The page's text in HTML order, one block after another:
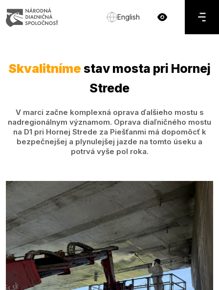
English
Skvalitníme stav mosta pri Hornej
Strede
V marci začne komplexná oprava ďalšieho mostu s
nadregionálnym významom. Oprava diaľničného mostu
na D1 pri Hornej Strede za Piešťanmi má dopomôcť k
bezpečnejšej a plynulejšej jazde na tomto úseku a
potrvá vyše pol roka.